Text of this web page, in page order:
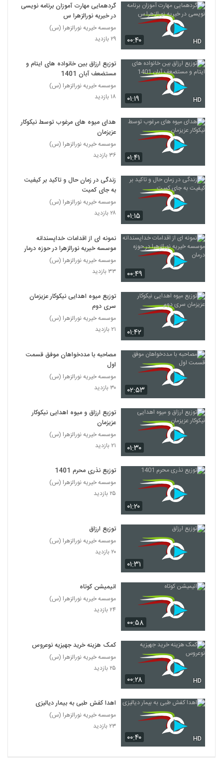
۰۰:۴۰ HD
گردهمایی مهارت آموزان برنامه نویسی
در خیریه نورالزهرا س
موسسه خیریه نورالزهرا (س)
۲۹ بازدید
۰۱:۱۹ HD
توزیع ارزاق بین خانواده های ایتام و
مستضعف آبان 1401
موسسه خیریه نورالزهرا (س)
۱۸ بازدید
۰۱:۴۱
هدای میوه های مرغوب توسط نیکوکار
عزیزمان
موسسه خیریه نورالزهرا (س)
۳۶ بازدید
۰۱:۱۵
زندگی در زمان حال و تاکید بر کیفیت
به جای کمیت
موسسه خیریه نورالزهرا (س)
۲۸ بازدید
۰۰:۴۹
نمونه ای از اقدامات خداپسندانه
موسسه خیریه نورالزهرا در حوزه درمان
موسسه خیریه نورالزهرا (س)
۳۳ بازدید
۰۱:۴۲
توزیع میوه اهدایی نیکوکار عزیزمان
سری دوم
موسسه خیریه نورالزهرا (س)
۲۱ بازدید
۰۲:۵۳
مصاحبه با مددخواهان موفق قسمت
اول
موسسه خیریه نورالزهرا (س)
۳۰ بازدید
۰۱:۳۰
توزیع ارزاق و میوه اهدایی نیکوکار
عزیزمان
موسسه خیریه نورالزهرا (س)
۲۱ بازدید
۰۱:۲۰
توزیع نذری محرم 1401
موسسه خیریه نورالزهرا (س)
۲۵ بازدید
۰۱:۳۱
توزیع ارزاق
موسسه خیریه نورالزهرا (س)
۲۰ بازدید
۰۰:۵۸
انیمیشن کوتاه
موسسه خیریه نورالزهرا (س)
۲۴ بازدید
۰۰:۲۸ HD
کمک هزینه خرید جهیزیه نوعروس
موسسه خیریه نورالزهرا (س)
۲۵ بازدید
۰۰:۴۰ HD
اهدا کفش طبی به بیمار دیالیزی
موسسه خیریه نورالزهرا (س)
۲۳ بازدید